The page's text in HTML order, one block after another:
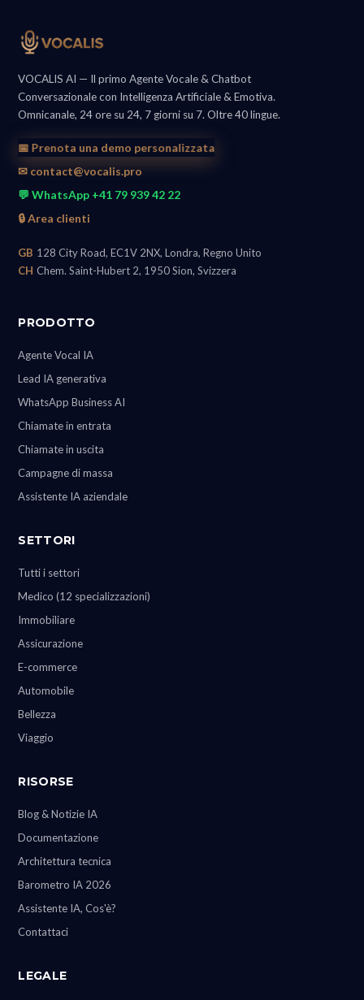
VOCALIS AI — Il primo Agente Vocale & Chatbot
Conversazionale con Intelligenza Artificiale & Emotiva.
Omnicanale, 24 ore su 24, 7 giorni su 7. Oltre 40 lingue.
📅 Prenota una demo personalizzata
✉ contact@vocalis.pro
💬 WhatsApp +41 79 939 42 22
🔒 Area clienti
GB 128 City Road, EC1V 2NX, Londra, Regno Unito
CH Chem. Saint-Hubert 2, 1950 Sion, Svizzera
PRODOTTO
Agente Vocal IA
Lead IA generativa
WhatsApp Business AI
Chiamate in entrata
Chiamate in uscita
Campagne di massa
Assistente IA aziendale
SETTORI
Tutti i settori
Medico (12 specializzazioni)
Immobiliare
Assicurazione
E-commerce
Automobile
Bellezza
Viaggio
RISORSE
Blog & Notizie IA
Documentazione
Architettura tecnica
Barometro IA 2026
Assistente IA, Cos'è?
Contattaci
LEGALE